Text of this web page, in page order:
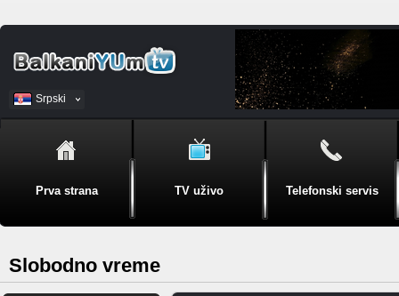
Srpski
BiH
Prva strana TV uživo Telefonski servis
Slobodno vreme